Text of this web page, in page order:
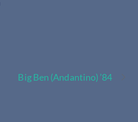
Big Ben (Andantino) ’84